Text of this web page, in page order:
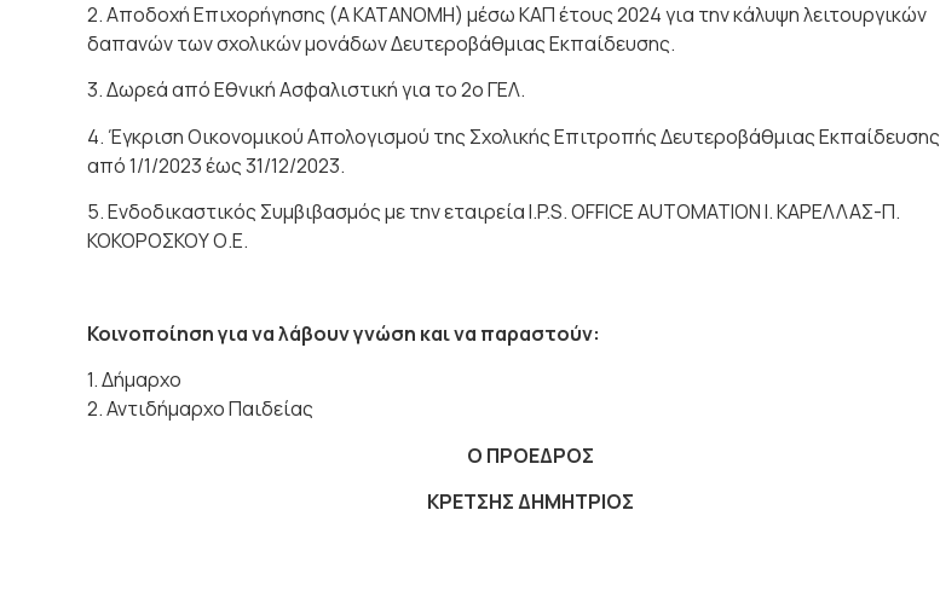
2. Αποδοχή Επιχορήγησης (Α ΚΑΤΑΝΟΜΗ) μέσω ΚΑΠ έτους 2024 για την κάλυψη λειτουργικών
δαπανών των σχολικών μονάδων Δευτεροβάθμιας Εκπαίδευσης.
3. Δωρεά από Εθνική Ασφαλιστική για το 2ο ΓΕΛ.
4. Έγκριση Οικονομικού Απολογισμού της Σχολικής Επιτροπής Δευτεροβάθμιας Εκπαίδευσης
από 1/1/2023 έως 31/12/2023.
5. Ενδοδικαστικός Συμβιβασμός με την εταιρεία I.P.S. OFFICE AUTOMATION Ι. ΚΑΡΕΛΛΑΣ-Π.
ΚΟΚΟΡΟΣΚΟΥ Ο.Ε.
Κοινοποίηση για να λάβουν γνώση και να παραστούν:
1. Δήμαρχο
2. Αντιδήμαρχο Παιδείας
Ο ΠΡΟΕΔΡΟΣ
ΚΡΕΤΣΗΣ ΔΗΜΗΤΡΙΟΣ